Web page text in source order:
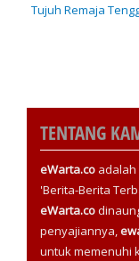
Tujuh Remaja
TENTANG
eWarta.co
'Berita-Berita
eWarta.co
penyajiannya,
untuk memenuhi